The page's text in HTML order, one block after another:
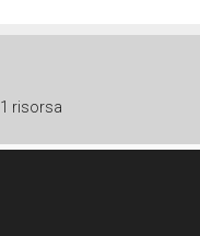
1 risorsa